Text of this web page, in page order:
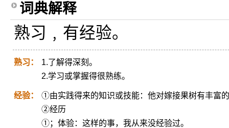
词典解释
熟习﹐有经验。
熟习：
1.了解得深刻。
2.学习或掌握得很熟练。
经验：
①由实践得来的知识或技能：他对嫁接果树有丰富
②经历
①；体验：这样的事，我从来没经验过。